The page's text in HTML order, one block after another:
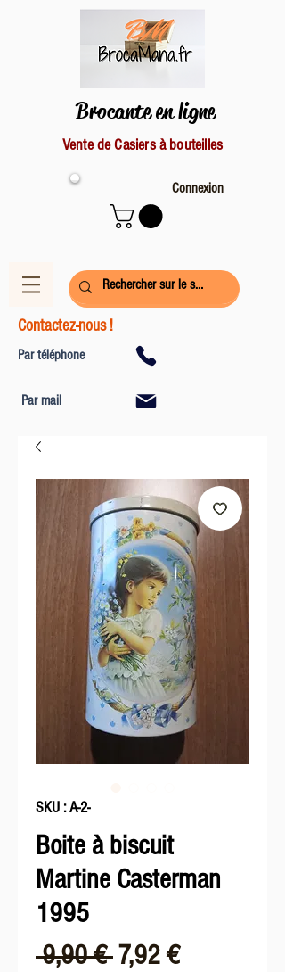
Brocante en ligne
Vente de Casiers à bouteilles
Connexion
Contactez-nous !
Par téléphone
Par mail
SKU : A-2-
Boite à biscuit
Martine Casterman
1995
9,90 € Prix
7,92 €Prix